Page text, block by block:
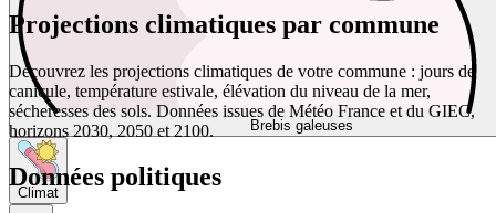
Brebis galeuses
Climat
Projections climatiques par commune
Découvrez les projections climatiques de votre commune : jours de
canicule, température estivale, élévation du niveau de la mer,
sécheresses des sols. Données issues de Météo France et du GIEC,
horizons 2030, 2050 et 2100.
Données politiques